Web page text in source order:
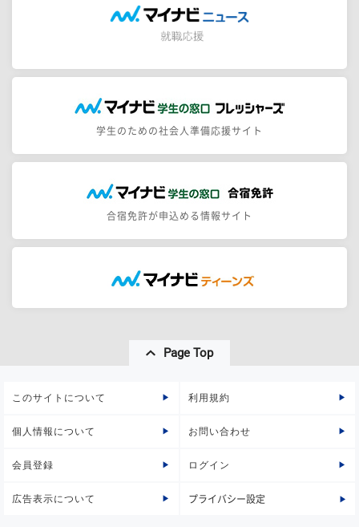
学生のための社会人準備応援サイト
合宿免許が申込める情報サイト
Page Top
このサイトについて 利用規約
個人情報について お問い合わせ
会員登録 ログイン
広告表示について プライバシー設定